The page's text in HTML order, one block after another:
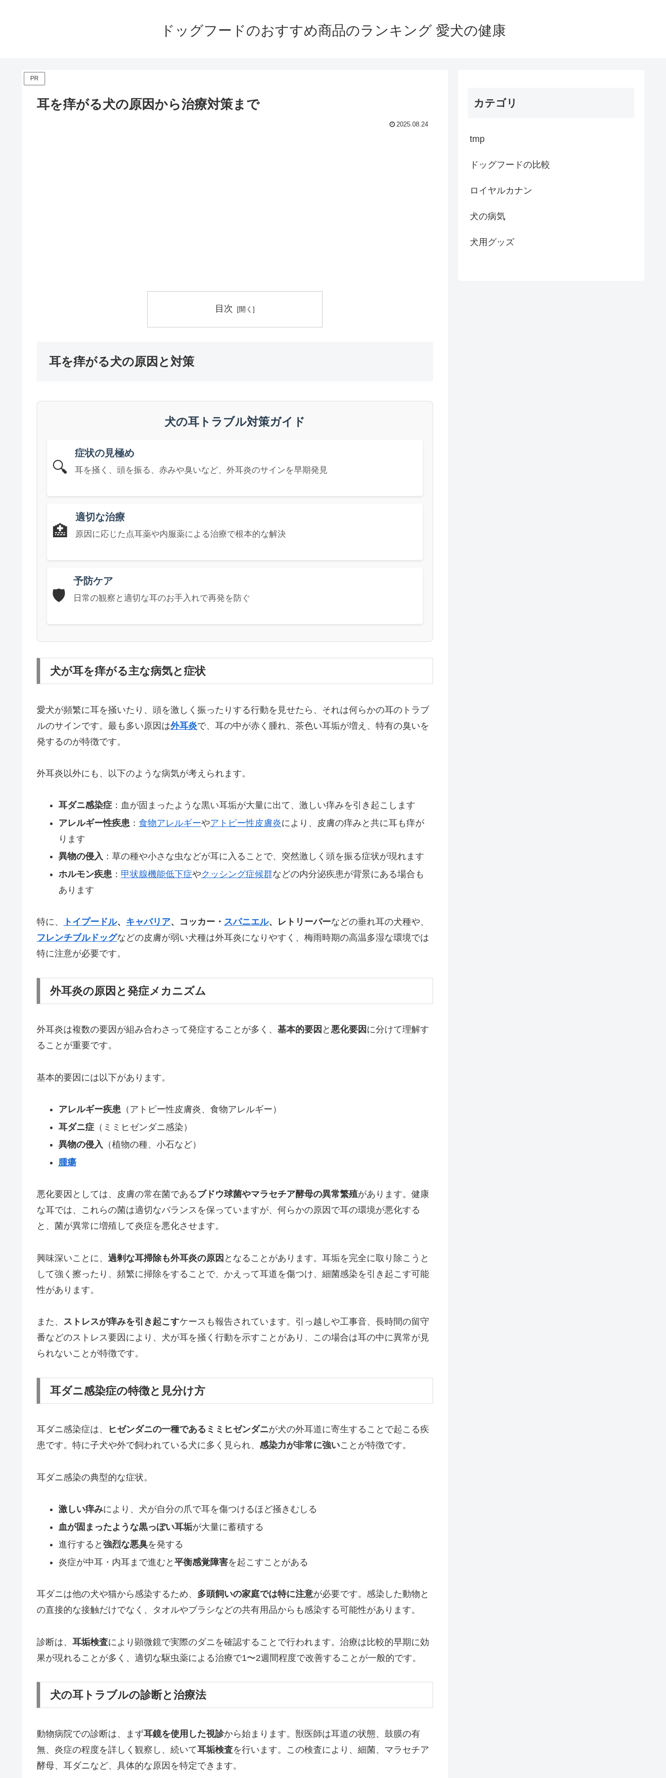
ドッグフードのおすすめ商品のランキング 愛犬の健康
PR
耳を痒がる犬の原因から治療対策まで
2025.08.24
目次
耳を痒がる犬の原因と対策
犬の耳トラブル対策ガイド
🔍
症状の見極め
耳を掻く、頭を振る、赤みや臭いなど、外耳炎のサインを早期発見
🏥
適切な治療
原因に応じた点耳薬や内服薬による治療で根本的な解決
🛡️
予防ケア
日常の観察と適切な耳のお手入れで再発を防ぐ
犬が耳を痒がる主な病気と症状
愛犬が頻繁に耳を掻いたり、頭を激しく振ったりする行動を見せたら、それは何らかの耳のトラブ
ルのサインです。最も多い原因は外耳炎で、耳の中が赤く腫れ、茶色い耳垢が増え、特有の臭いを
発するのが特徴です。
外耳炎以外にも、以下のような病気が考えられます。
耳ダニ感染症：血が固まったような黒い耳垢が大量に出て、激しい痒みを引き起こします
アレルギー性疾患 ： 食物アレルギーやアトピー性皮膚炎により、皮膚の痒みと共に耳も痒が
ります
異物の侵入 ：草の種や小さな虫などが耳に入ることで、突然激しく頭を振る症状が現れます
ホルモン疾患： 甲状腺機能低下症やクッシング症候群などの内分泌疾患が背景にある場合も
あります
特に、 トイプードル、 キャバリア、コッカー・ スパニエル、レトリーバーなどの垂れ耳の犬種や、
フレンチブルドッグなどの皮膚が弱い犬種は外耳炎になりやすく、梅雨時期の高温多湿な環境では
特に注意が必要です。
外耳炎の原因と発症メカニズム
外耳炎は複数の要因が組み合わさって発症することが多く、 基本的要因 と 悪化要因 に分けて理解す
ることが重要です。
基本的要因には以下があります。
アレルギー疾患（アトピー性皮膚炎、食物アレルギー）
耳ダニ症（ミミヒゼンダニ感染）
異物の侵入 （植物の種、小石など）
腫瘍
悪化要因としては、皮膚の常在菌であるブドウ球菌やマラセチア酵母の異常繁殖があります。健康
な耳では、これらの菌は適切なバランスを保っていますが、何らかの原因で耳の環境が悪化する
と、菌が異常に増殖して炎症を悪化させます。
興味深いことに、 過剰な耳掃除も外耳炎の原因 となることがあります。耳垢を完全に取り除こうと
して強く擦ったり、頻繁に掃除をすることで、かえって耳道を傷つけ、細菌感染を引き起こす可能
性があります。
また、 ストレスが痒みを引き起こすケースも報告されています。引っ越しや工事音、長時間の留守
番などのストレス要因により、犬が耳を掻く行動を示すことがあり、この場合は耳の中に異常が見
られないことが特徴です。
耳ダニ感染症の特徴と見分け方
耳ダニ感染症は、 ヒゼンダニの一種であるミミヒゼンダニが犬の外耳道に寄生することで起こる疾
患です。特に子犬や外で飼われている犬に多く見られ、 感染力が非常に強いことが特徴です。
耳ダニ感染の典型的な症状。
激しい痒みにより、犬が自分の爪で耳を傷つけるほど掻きむしる
血が固まったような黒っぽい耳垢が大量に蓄積する
進行すると 強烈な悪臭を発する
炎症が中耳・内耳まで進むと 平衡感覚障害を起こすことがある
耳ダニは他の犬や猫から感染するため、 多頭飼いの家庭では特に注意が必要です。感染した動物と
の直接的な接触だけでなく、タオルやブラシなどの共有用品からも感染する可能性があります。
診断は、 耳垢検査により顕微鏡で実際のダニを確認することで行われます。治療は比較的早期に効
果が現れることが多く、適切な駆虫薬による治療で1〜2週間程度で改善することが一般的です。
犬の耳トラブルの診断と治療法
動物病院での診断は、まず耳鏡を使用した視診から始まります。獣医師は耳道の状態、鼓膜の有
無、炎症の程度を詳しく観察し、続いて耳垢検査を行います。この検査により、細菌、マラセチア
酵母、耳ダニなど、具体的な原因を特定できます。
カテゴリ
tmp
ドッグフードの比較
ロイヤルカナン
犬の病気
犬用グッズ